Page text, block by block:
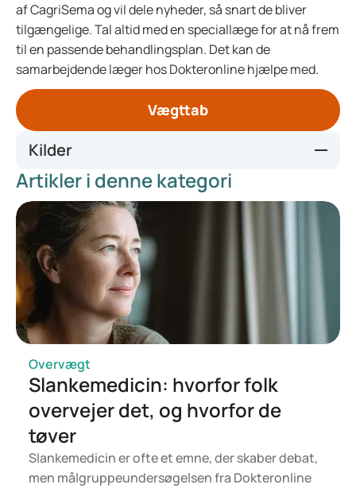
af CagriSema og vil dele nyheder, så snart de bliver
tilgængelige. Tal altid med en speciallæge for at nå frem
til en passende behandlingsplan. Det kan de
samarbejdende læger hos Dokteronline hjælpe med.
Vægttab
Kilder
https://overgewichtnederland.nl/
https://www.novonordisk.com/news-and-media/news-
and-ir-materials/news-details.html?id=915082
https://www.ema.europa.eu/en/medicines/human/EPAR/w
egovy
https://www.medicijnen.nl/product/wegovy-24-flextouch-
injvl-32mg-ml-pen-3mltb-1-st
Artikler i denne kategori
Overvægt
Slankemedicin: hvorfor folk
overvejer det, og hvorfor de
tøver
Slankemedicin er ofte et emne, der skaber debat,
men målgruppeundersøgelsen fra Dokteronline